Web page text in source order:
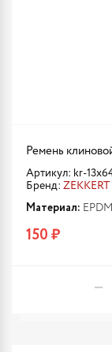
Ремень
Артикул: kr-
Бренд: ZEKKERT
Материал:
150 ₽